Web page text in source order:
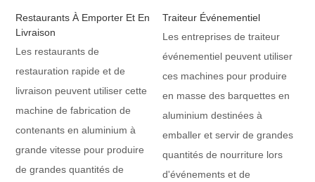
Restaurants À Emporter Et En
Livraison
Les restaurants de
restauration rapide et de
livraison peuvent utiliser cette
machine de fabrication de
contenants en aluminium à
grande vitesse pour produire
de grandes quantités de
Traiteur Événementiel
Les entreprises de traiteur
événementiel peuvent utiliser
ces machines pour produire
en masse des barquettes en
aluminium destinées à
emballer et servir de grandes
quantités de nourriture lors
d'événements et de